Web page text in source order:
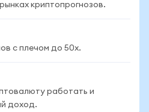
криптопрогнозов.
с плечом до 50x.
работать и
доход.